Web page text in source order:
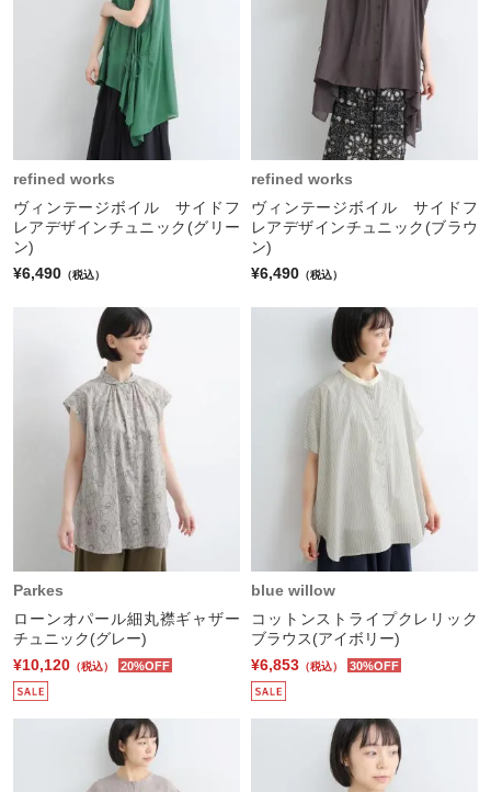
refined works
ヴィンテージボイル サイドフ
レアデザインチュニック(グリー
ン)
¥6,490 （税込）
refined works
ヴィンテージボイル サイドフ
レアデザインチュニック(ブラウ
ン)
¥6,490 （税込）
Parkes
ローンオパール細丸襟ギャザー
チュニック(グレー)
¥10,120 （税込） 20%OFF
blue willow
コットンストライプクレリック
ブラウス(アイボリー)
¥6,853 （税込） 30%OFF